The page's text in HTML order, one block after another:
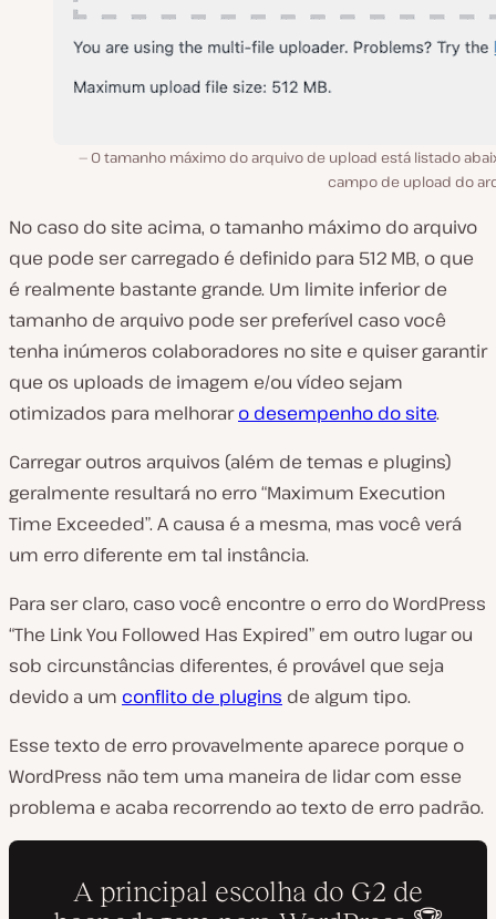
O tamanho máximo do arquivo de upload está listado
campo de upload do
No caso do site acima, o tamanho máximo do arquivo
que pode ser carregado é definido para 512 MB, o que
é realmente bastante grande. Um limite inferior de
tamanho de arquivo pode ser preferível caso você
tenha inúmeros colaboradores no site e quiser garantir
que os uploads de imagem e/ou vídeo sejam
otimizados para melhoraro desempenho do site.
Carregar outros arquivos (além de temas e plugins)
geralmente resultará no erro “Maximum Execution
Time Exceeded”. A causa é a mesma, mas você verá
um erro diferente em tal instância.
Para ser claro, caso você encontre o erro do WordPress
“The Link You Followed Has Expired” em outro lugar ou
sob circunstâncias diferentes, é provável que seja
devido a um conflito de plugins de algum tipo.
Esse texto de erro provavelmente aparece porque o
WordPress não tem uma maneira de lidar com esse
problema e acaba recorrendo ao texto de erro padrão.